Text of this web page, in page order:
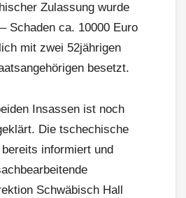
Zulassung wurde
Schaden ca. 10000 Euro
mit zwei 52jährigen
besetzt.
Insassen ist noch
Die tschechische
informiert und
Schwäbisch Hall